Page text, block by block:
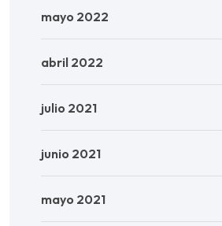
mayo 2022
abril 2022
julio 2021
junio 2021
mayo 2021